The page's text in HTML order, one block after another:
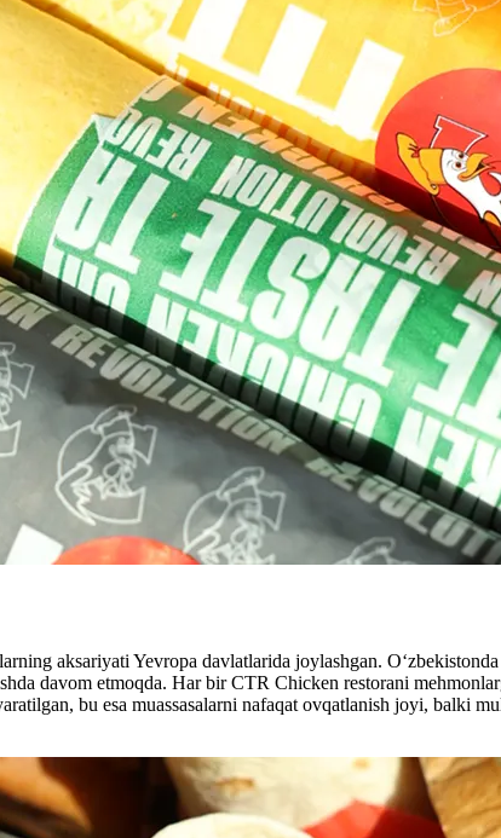
aksariyati Yevropa davlatlarida joylashgan.
davom etmoqda. Har bir CTR Chicken restorani
bu esa muassasalarni nafaqat ovqatlanish joyi, balki